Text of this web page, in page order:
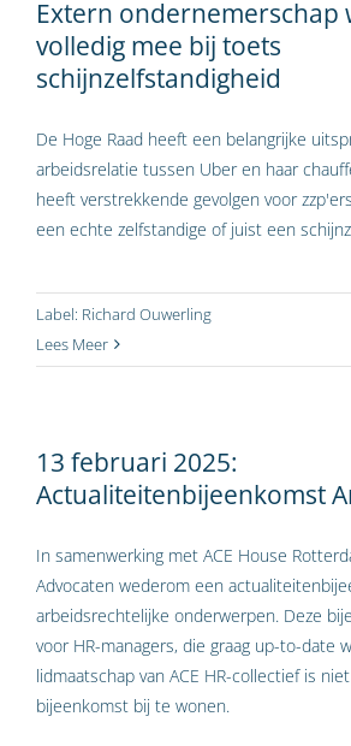
Extern ondernemerschap
volledig mee bij toets
schijnzelfstandigheid
De Hoge Raad heeft een belangrijke
arbeidsrelatie tussen Uber en haar
heeft verstrekkende gevolgen voor
een echte zelfstandige of juist een
Label: Richard Ouwerling
Lees Meer
13 februari 2025:
Actualiteitenbijeenkomst
In samenwerking met ACE House
Advocaten wederom een
arbeidsrechtelijke onderwerpen. Deze
voor HR-managers, die graag up-to-date
lidmaatschap van ACE HR-collectief is
bijeenkomst bij te wonen.